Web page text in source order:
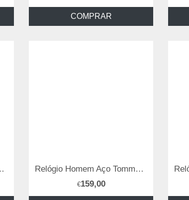
COMPRAR
Hilfiger Relógio Homem Aço Tommy Hilfiger
€159,00